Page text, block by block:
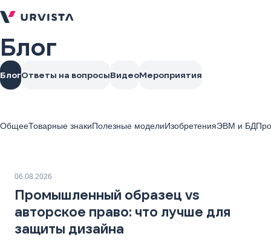
Блог
БлогОтветы на вопросыВидеоМероприятия
ОбщееТоварные знакиПолезные моделиИзобретенияЭВМ и БД
06.08.2026
Промышленный образец vs
авторское право: что лучше для
защиты дизайна